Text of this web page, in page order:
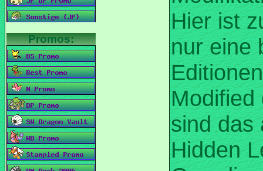
Hier ist
nur eine
Modified
sind das
Hidden